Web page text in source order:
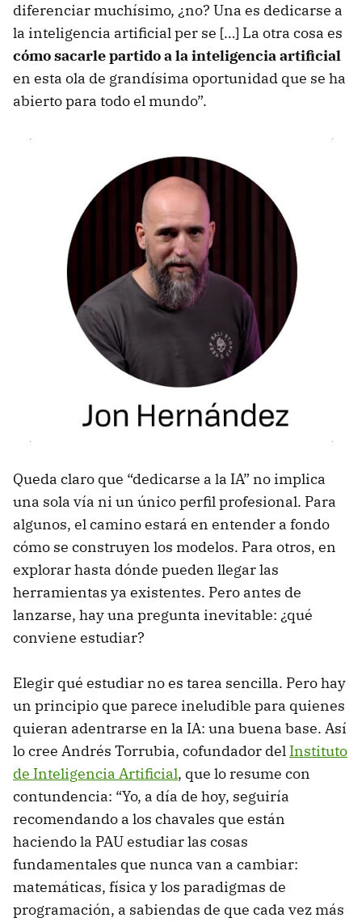
diferenciar muchísimo, ¿no? Una es dedicarse a
la inteligencia artificial per se […] La otra cosa es
cómo sacarle partido a la inteligencia artificial
en esta ola de grandísima oportunidad que se ha
abierto para todo el mundo”.
Queda claro que “dedicarse a la IA” no implica
una sola vía ni un único perfil profesional. Para
algunos, el camino estará en entender a fondo
cómo se construyen los modelos. Para otros, en
explorar hasta dónde pueden llegar las
herramientas ya existentes. Pero antes de
lanzarse, hay una pregunta inevitable: ¿qué
conviene estudiar?
Elegir qué estudiar no es tarea sencilla. Pero hay
un principio que parece ineludible para quienes
quieran adentrarse en la IA: una buena base. Así
lo cree Andrés Torrubia, cofundador del Instituto
de Inteligencia Artificial, que lo resume con
contundencia: “Yo, a día de hoy, seguiría
recomendando a los chavales que están
haciendo la PAU estudiar las cosas
fundamentales que nunca van a cambiar:
matemáticas, física y los paradigmas de
programación, a sabiendas de que cada vez más